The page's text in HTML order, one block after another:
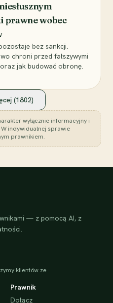
prawne wobec
bez sankcji.
chroni przed fałszywymi
jak budować obronę.
(1802)
wyłącznie informacyjny i
indywidualnej sprawie
prawnikiem.
— z pomocą AI, z
klientów ze
Prawnik
Dołącz